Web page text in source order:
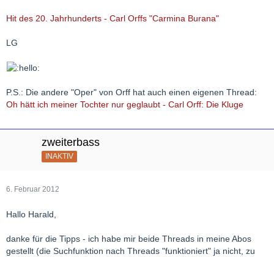
Hit des 20. Jahrhunderts - Carl Orffs "Carmina Burana"
LG
P.S.: Die andere "Oper" von Orff hat auch einen eigenen Thread:
Oh hätt ich meiner Tochter nur geglaubt - Carl Orff: Die Kluge
zweiterbass
INAKTIV
6. Februar 2012
Hallo Harald,
danke für die Tipps - ich habe mir beide Threads in meine Abos
gestellt (die Suchfunktion nach Threads "funktioniert" ja nicht, zu